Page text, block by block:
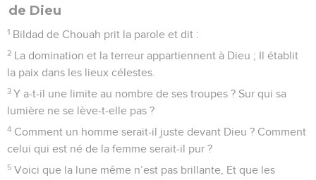
de Dieu
1 Bildad de Chouah prit la parole et dit :
2 La domination et la terreur appartiennent à Dieu ; Il établit
la paix dans les lieux célestes.
3 Y a-t-il une limite au nombre de ses troupes ? Sur qui sa
lumière ne se lève-t-elle pas ?
4 Comment un homme serait-il juste devant Dieu ? Comment
celui qui est né de la femme serait-il pur ?
5 Voici que la lune même n’est pas brillante, Et que les